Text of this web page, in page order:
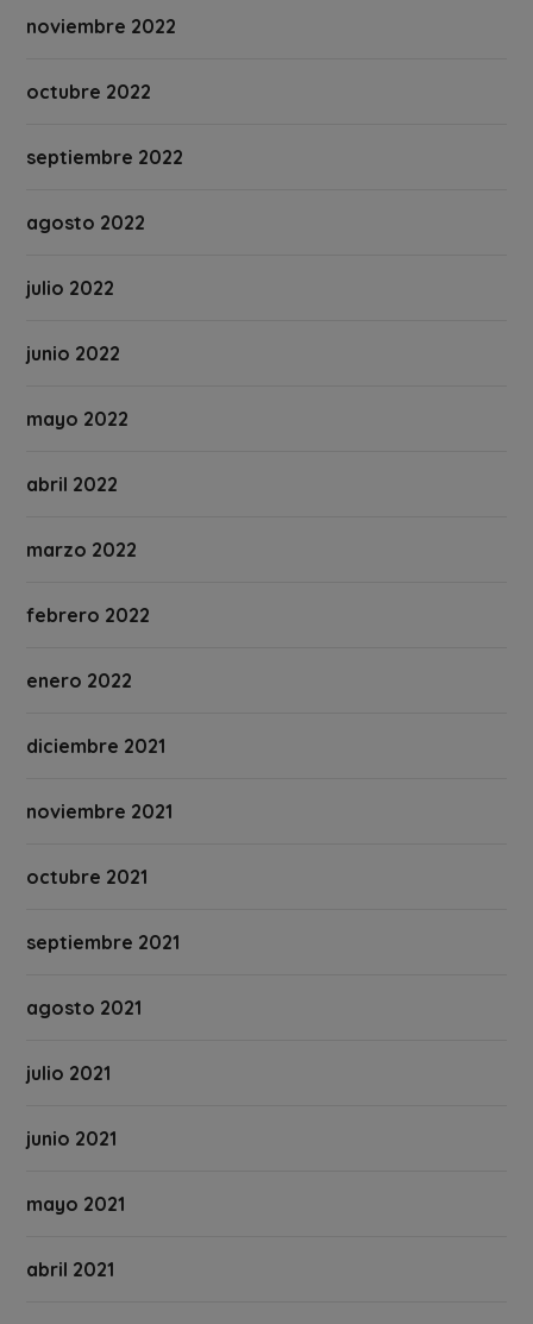
noviembre 2022
octubre 2022
septiembre 2022
agosto 2022
julio 2022
junio 2022
mayo 2022
abril 2022
marzo 2022
febrero 2022
enero 2022
diciembre 2021
noviembre 2021
octubre 2021
septiembre 2021
agosto 2021
julio 2021
junio 2021
mayo 2021
abril 2021